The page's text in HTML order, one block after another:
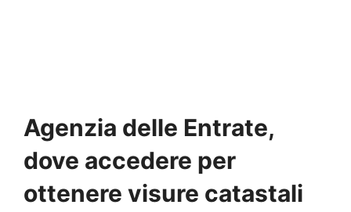
Agenzia delle Entrate,
dove accedere per
ottenere visure catastali